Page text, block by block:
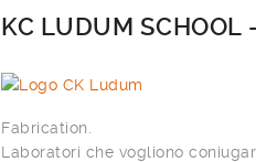
KC LUDUM SCHOOL
Fabrication.
Laboratori che vogliono